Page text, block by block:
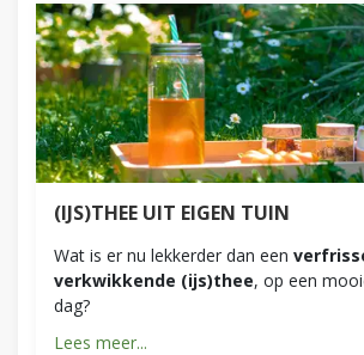
(IJS)THEE UIT EIGEN TUIN
Wat is er nu lekkerder dan een
verkwikkende (ijs)thee, op een
dag?
Lees meer...